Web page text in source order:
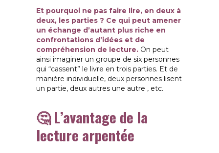
Et pourquoi ne pas faire lire, en deux à
deux, les parties ? Ce qui peut amener
un échange d’autant plus riche en
confrontations d’idées et de
compréhension de lecture. On peut
ainsi imaginer un groupe de six personnes
qui “cassent” le livre en trois parties. Et de
manière individuelle, deux personnes lisent
un partie, deux autres une autre , etc.
🤔 L’avantage de la
lecture arpentée